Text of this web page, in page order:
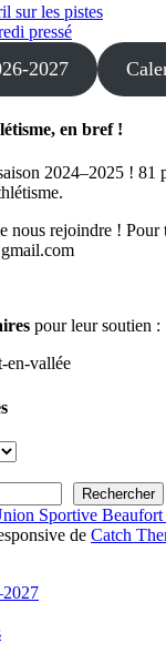
:
sur les pistes
pressé
2027
en bref !
2024–2025 ! 81
nous rejoin­dre !
pour leur sou­tien :
en-val­lée
Rechercher
Sportive
de Catch